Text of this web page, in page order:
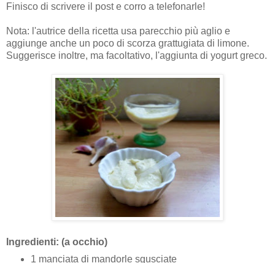
Finisco di scrivere il post e corro a telefonarle!
Nota: l'autrice della ricetta usa parecchio più aglio e
aggiunge anche un poco di scorza grattugiata di limone.
Suggerisce inoltre, ma facoltativo, l'aggiunta di yogurt greco.
Ingredienti: (a occhio)
1 manciata di mandorle sgusciate